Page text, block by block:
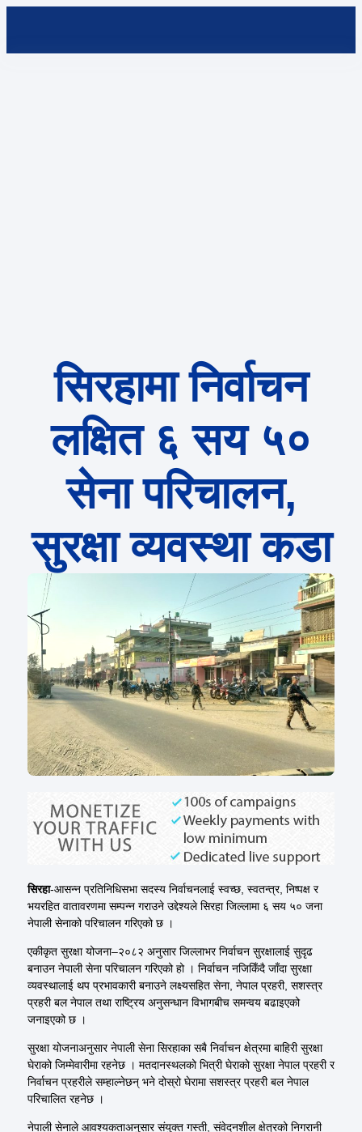
सिरहामा निर्वाचन
लक्षित ६ सय ५०
सेना परिचालन,
सुरक्षा व्यवस्था कडा
सिरहा-आसन्न प्रतिनिधिसभा सदस्य निर्वाचनलाई स्वच्छ, स्वतन्त्र, निष्पक्ष र
भयरहित वातावरणमा सम्पन्न गराउने उद्देश्यले सिरहा जिल्लामा ६ सय ५० जना
नेपाली सेनाको परिचालन गरिएको छ ।
एकीकृत सुरक्षा योजना–२०८२ अनुसार जिल्लाभर निर्वाचन सुरक्षालाई सुदृढ
बनाउन नेपाली सेना परिचालन गरिएको हो । निर्वाचन नजिकिँदै जाँदा सुरक्षा
व्यवस्थालाई थप प्रभावकारी बनाउने लक्ष्यसहित सेना, नेपाल प्रहरी, सशस्त्र
प्रहरी बल नेपाल तथा राष्ट्रिय अनुसन्धान विभागबीच समन्वय बढाइएको
जनाइएको छ ।
सुरक्षा योजनाअनुसार नेपाली सेना सिरहाका सबै निर्वाचन क्षेत्रमा बाहिरी सुरक्षा
घेराको जिम्मेवारीमा रहनेछ । मतदानस्थलको भित्री घेराको सुरक्षा नेपाल प्रहरी र
निर्वाचन प्रहरीले सम्हाल्नेछन् भने दोस्रो घेरामा सशस्त्र प्रहरी बल नेपाल
परिचालित रहनेछ ।
नेपाली सेनाले आवश्यकताअनुसार संयुक्त गस्ती, संवेदनशील क्षेत्रको निगरानी